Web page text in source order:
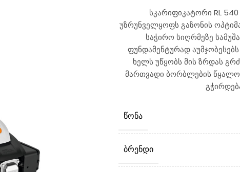
სკარიფიკატორი RL
უზრუნველყოფს გაზონის
საჭირო სიღრმეზე
ფუნდამენტურად
ხელს უწყობს მის ზრდას
მართვადი ბორბლების
ᲬᲝᲜᲐ
ᲑᲠᲔᲜᲓᲘ